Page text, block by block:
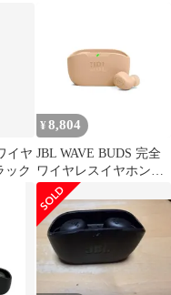
イヤ
ック
¥ 8,804
JBL WAVE BUDS 完全
ワイヤレスイヤホン
Bluetooth/IP54防水防塵/
アプリ対応USBタイプ
C/ベージュ
JBLWBUDSBEG 小